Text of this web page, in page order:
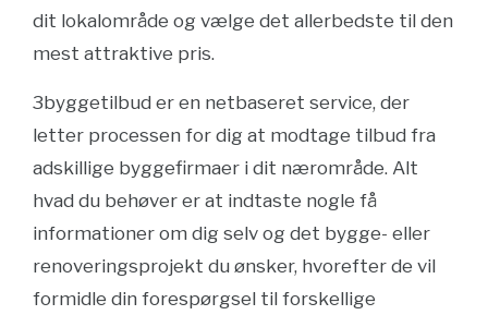
dit lokalområde og vælge det allerbedste til den
mest attraktive pris.
3byggetilbud er en netbaseret service, der
letter processen for dig at modtage tilbud fra
adskillige byggefirmaer i dit nærområde. Alt
hvad du behøver er at indtaste nogle få
informationer om dig selv og det bygge- eller
renoveringsprojekt du ønsker, hvorefter de vil
formidle din forespørgsel til forskellige